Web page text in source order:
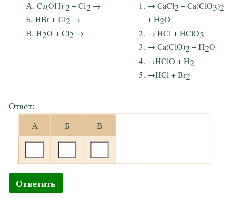
Ca(OH)2+ Cl2 →
HBr + Cl2 →
H2O + Cl2 →
→ CaCl2+ Ca(ClO3)2
+ H2O
→ HCl + HClO3
→ Ca(ClO)2+ H2O
→HClO + H2
→HCl + Br2
Ответ:
А Б В
Ответить